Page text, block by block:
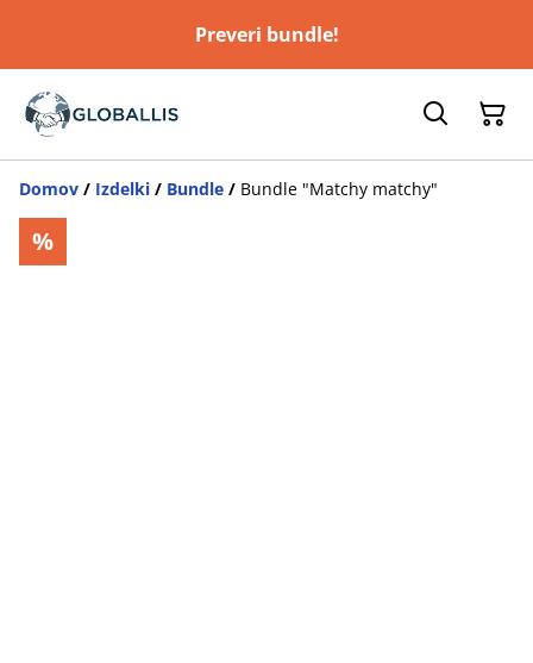
Preveri bundle!
Domov / Izdelki / Bundle / Bundle "Matchy matchy"
%